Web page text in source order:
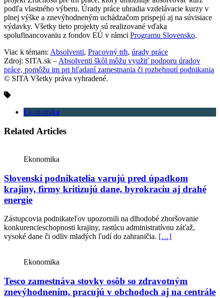
podľa vlastného výberu. Úrady práce uhradia vzdelávacie kurzy v
plnej výške a znevýhodneným uchádzačom prispejú aj na súvisiace
výdavky. Všetky tieto projekty sú realizované vďaka
spolufinancovaniu z fondov EÚ v rámci Programu Slovensko.
Viac k témam: Absolventi, Pracovný trh, úrady práce
Zdroj: SITA.sk –Absolventi škôl môžu využiť podporu úradov
práce, pomôžu im pri hľadaní zamestnania či rozbehnutí podnikania
© SITA Všetky práva vyhradené.
Ekonomika
Related Articles
Ekonomika
Slovenskí podnikatelia varujú pred úpadkom
krajiny, firmy kritizujú dane, byrokraciu aj drahé
energie
Zástupcovia podnikateľov upozornili na dlhodobé zhoršovanie
konkurencieschopnosti krajiny, rastúcu administratívnu záťaž,
vysoké dane či odliv mladých ľudí do zahraničia. […]
Ekonomika
Tesco zamestnáva stovky osôb so zdravotným
znevýhodnením, pracujú v obchodoch aj na centrále